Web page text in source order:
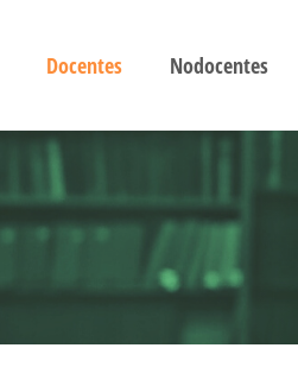
Docentes Nodocentes